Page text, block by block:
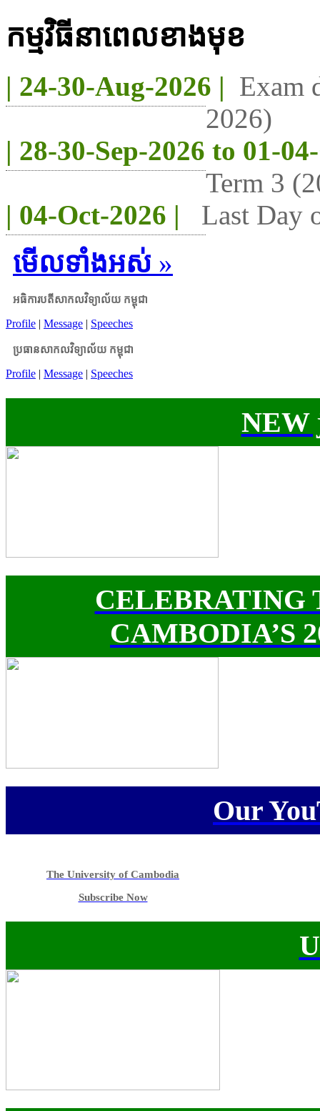
កម្មវិធីនាពេលខាងមុខ
| 24-30-Aug-2026 | Exam
2026)
| 28-30-Sep-2026 to 01-
Term 3
| 04-Oct-2026 |
Last Day
មើលទាំងអស់ »
អធិការបតីសាកលវិទ្យាល័យ កម្ពុជា
Profile | Message | Speeches
ប្រធានសាកលវិទ្យាល័យ កម្ពុជា
Profile | Message | Speeches
NEW
CELEBRATING
CAMBODIA’S
Our
The University of Cambodia
Subscribe Now